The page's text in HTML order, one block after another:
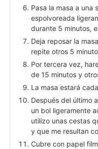
Pasa la masa a una
espolvoreada
durante 5 minutos,
Deja reposar la
repite otros 5
Por tercera vez,
de 15 minutos y
La masa estará
Después del último
un bol ligeramente
utilizo unas cestas
y que me resultan
Cubre con papel